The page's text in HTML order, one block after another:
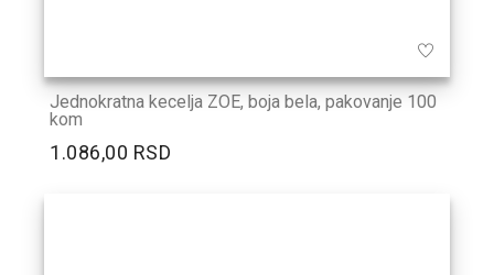
Jednokratna kecelja ZOE, boja bela, pakovanje 100
kom
1.086,00 RSD